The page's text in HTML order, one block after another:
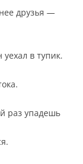
друзья —
в тупик.
раз упадешь